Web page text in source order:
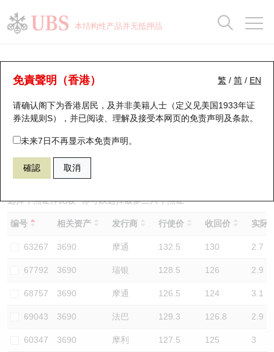
本结构性产品并无抵押品
繁 / 简 / EN
免責聲明（香港）
请确认阁下为香港居民，及并非美籍人士（定义见美国1933年证
券法规则S），并已阅读、理解及接受本网页的免责声明及条款。
未来7日不再显示本免责声明。
確認 取消
牛熊证分析仪
表现 街货统计 比较
63020 瑞银熊证 3690 美团
选择牛熊证作比较 *你可以选择最多三只牛熊证
编号 相关资产 发行商 行使价 收回价 实际
63267 3690 摩通 132.5 130 2.7
67792 3690 瑞银 128.5 126 2.9
68757 3690 摩通 126.5 124 3.1
69043 3690 法巴 129.3 126.8 2.9
60347 3690 摩利 127.5 125 3
瑞银认股证一览
新发行瑞银认股证
即将到期认股证
认股证到期结算价查找
认股证分析仪
认股证速算机
认股证/牛熊证日志
认股证文件及公告
街货统计
比较
牛熊全景快搜
牛熊证搜寻
牛熊证街货分布图
正股牛熊证列表
新发行瑞银牛熊证
已收回牛熊证剩余价值
牛熊证到期结算价查找
牛熊证分析仪
街货统计
比较
十大升幅/跌幅
十大认股证成交分布
十天股证占大市成交
资金流
街货统计
三十大平均引伸波幅
正股分析仪
二十大活跃股份
恒指成份股
国指成份股
科指成份股
相关资产沽空
中资ETFs溢价比较
AH 股价对照
持股比重
显示所有持股比重
每月轮证大市专题
轮证专栏
讲座及教育短片
认股证投资者教育
牛熊证投资者教育
认股证牛熊证常问问题